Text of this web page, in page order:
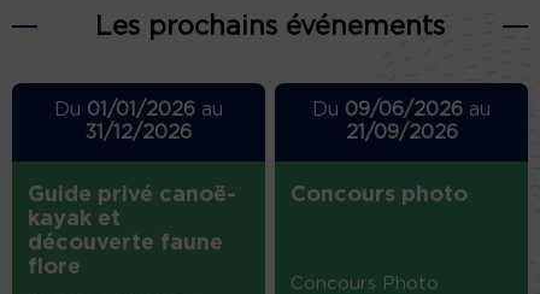
Les prochains événements
Du 01/01/2026au
31/12/2026
Guide privé canoë-
kayak et
découverte faune
flore
Du 09/06/2026 au
21/09/2026
Concours photo
Concours Photo